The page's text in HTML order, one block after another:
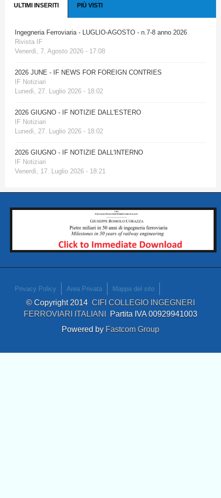
ULTIMI INSERITI PIÙ VISTI
Ingegneria Ferroviaria - LUGLIO-AGOSTO - n.7-8 anno 2026
Rivista IF
Venerdì, 7. Agosto 2026 - 17:08
2026 JUNE - IF NEWS FOR FOREIGN CONTRIES
IF Notiziari
Lunedì, 27. Luglio 2026 - 18:02
2026 GIUGNO - IF NOTIZIE DALL'ESTERO
IF Notiziari
Lunedì, 27. Luglio 2026 - 18:02
2026 GIUGNO - IF NOTIZIE DALL'INTERNO
IF Notiziari
Venerdì, 17. Luglio 2026 - 18:21
Privacy Policy Area Privata Mappa del sito
© Copyright 2014 CIFI COLLEGIO INGEGNERI
FERROVIARI ITALIANI Partita IVA 00929941003
Powered by Fastcom Group